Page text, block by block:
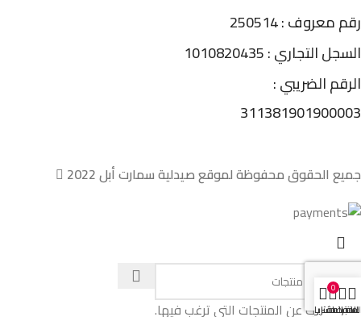
رقم معروف : 250514
السجل التجاري : 1010820435
الرقم الضريبي :
311381901900003
جميع الحقوق محفوظة لموقع صيدلية سمارت أبل 2022
ابدء بالبحث عن المنتجات التي ترغب فيها.
المفضلة
0
سلة المشتريات
حسابي